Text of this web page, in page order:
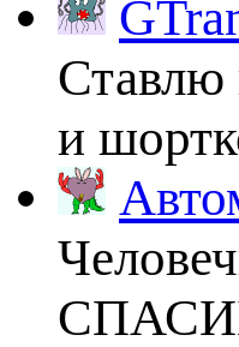
Ставлю
и